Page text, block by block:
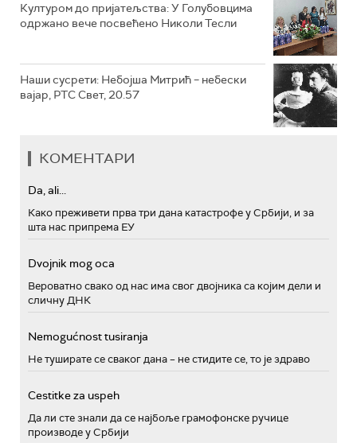
Културом до пријатељства: У Голубовцима
одржано вече посвећено Николи Тесли
Наши сусрети: Небојша Митрић – небески
вајар, РТС Свет, 20.57
КОМЕНТАРИ
Da, ali...
Како преживети прва три дана катастрофе у Србији, и за
шта нас припрема ЕУ
Dvojnik mog oca
Вероватно свако од нас има свог двојника са којим дели и
сличну ДНК
Nemogućnost tusiranja
Не туширате се сваког дана – не стидите се, то је здраво
Cestitke za uspeh
Да ли сте знали да се најбоље грамофонске ручице
производе у Србији